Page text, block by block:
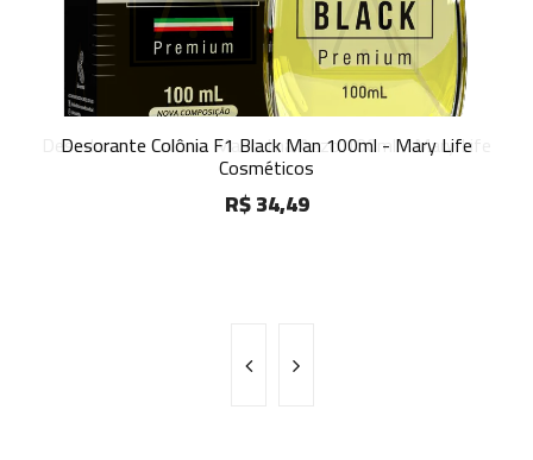
Desodorante Colônia Masculina Azzo 100ml - Mary Life
Cosméticos
R$ 34,49
Desorante Colônia F1 Black Man 100ml - Mary Life
Cosméticos
R$ 34,49